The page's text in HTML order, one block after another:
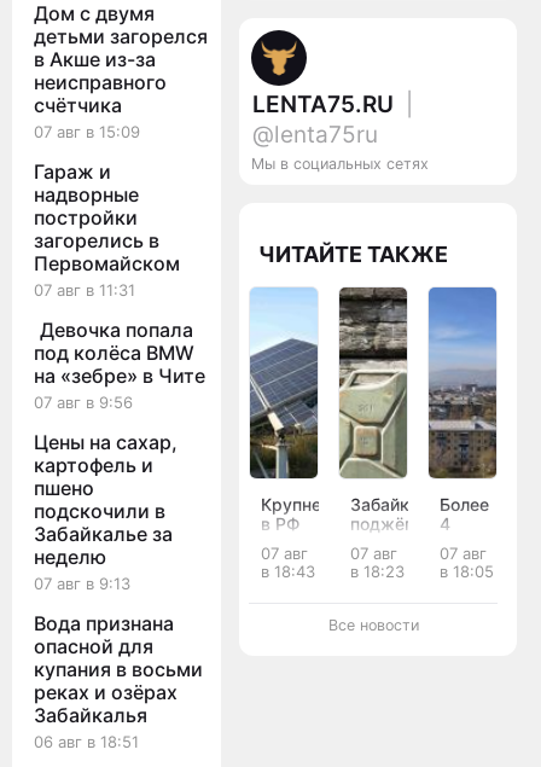
Дом с двумя
детьми загорелся
в Акше из-за
неисправного
счётчика
07 авг в 15:09
Гараж и
надворные
постройки
загорелись в
Первомайском
07 авг в 11:31
Девочка попала
под колёса BMW
на «зебре» в Чите
07 авг в 9:56
Цены на сахар,
картофель и
пшено
подскочили в
Забайкалье за
неделю
07 авг в 9:13
Вода признана
опасной для
купания в восьми
реках и озёрах
Забайкалья
06 авг в 18:51
LENTA75.RU
@lenta75ru
Мы в социальных сетях
ЧИТАЙТЕ ТАКЖЕ
Крупнейшую
в РФ
солнечную
электростанцию
запустили
в
Забайкалье
07 авг
в 18:43
Забайкалец
поджёг
два
автомобиля
у
приятеля
после
07 авг
в 18:23
Более
4
тысяч
кв. м.
улиц
07 авг
в 18:05
Все новости